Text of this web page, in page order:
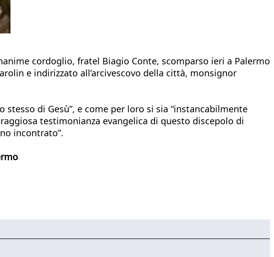
cordoglio, fratel Biagio Conte, scomparso ieri a Palermo
e indirizzato all’arcivescovo della città, monsignor
di Gesù”, e come per loro si sia “instancabilmente
testimonianza evangelica di questo discepolo di
incontrato”.